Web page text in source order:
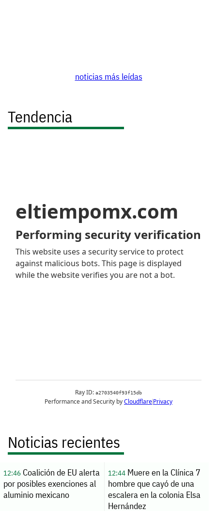
noticias más leídas
Tendencia
Noticias recientes
12:46Coalición de EU alerta
por posibles exenciones al
aluminio mexicano
12:44Muere en la Clínica 7
hombre que cayó de una
escalera en la colonia Elsa
Hernández